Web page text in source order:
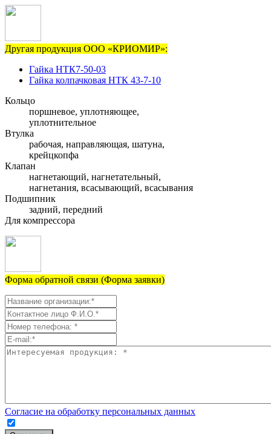
Другая продукция ООО «КРИОМИР»:
Гайка НТК7-50-03
Гайка колпачковая НТК 43-7-10
Кольцо
поршневое, уплотняющее,
уплотнительное
Втулка
рабочая, направляющая, шатуна,
крейцкопфа
Клапан
нагнетающий, нагнетательный,
нагнетания, всасывающий, всасывания
Подшипник
задний, передний
Для компрессора
Форма обратной связи (Форма заявки)
Согласие на обработку персональных данных